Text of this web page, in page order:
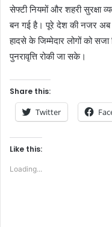
सेफ्टी नियमों और शहरी सुरक्षा
बन गई है। पूरे देश की नजर अब
हादसे के जिम्मेदार लोगों को
पुनरावृत्ति रोकी जा सके।
Share this:
Twitter
Like this:
Loading...